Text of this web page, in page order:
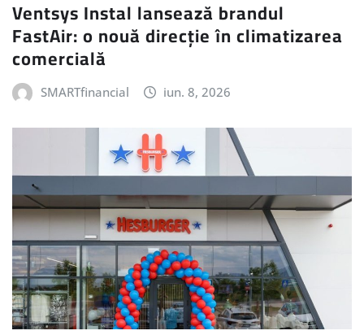
Ventsys Instal lansează brandul
FastAir: o nouă direcție în climatizarea
comercială
SMARTfinancial iun. 8, 2026